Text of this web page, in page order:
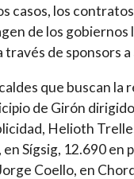
casos, los
de los gobiernos
través de sponsors
que buscan
de Girón
Helioth
Sígsig, 12.690 en
Coello, en